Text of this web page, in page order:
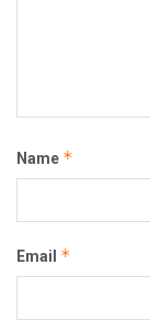
Name *
Email *